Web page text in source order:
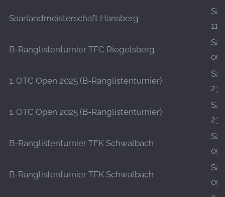
Saarlandmeisterschaft Hansberg
Sa.,
B-Ranglistenturnier TFC Riegelsberg
Sa.,
1. OTC Open 2025 (B-Ranglistenturnier)
Sa.,
1. OTC Open 2025 (B-Ranglistenturnier)
Sa.,
B-Ranglistenturnier TFK Schwalbach
Sa.,
B-Ranglistenturnier TFK Schwalbach
Sa.,